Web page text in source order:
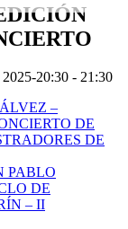
20:30 - 21:30
–
DE
DE
PABLO
DE
– II